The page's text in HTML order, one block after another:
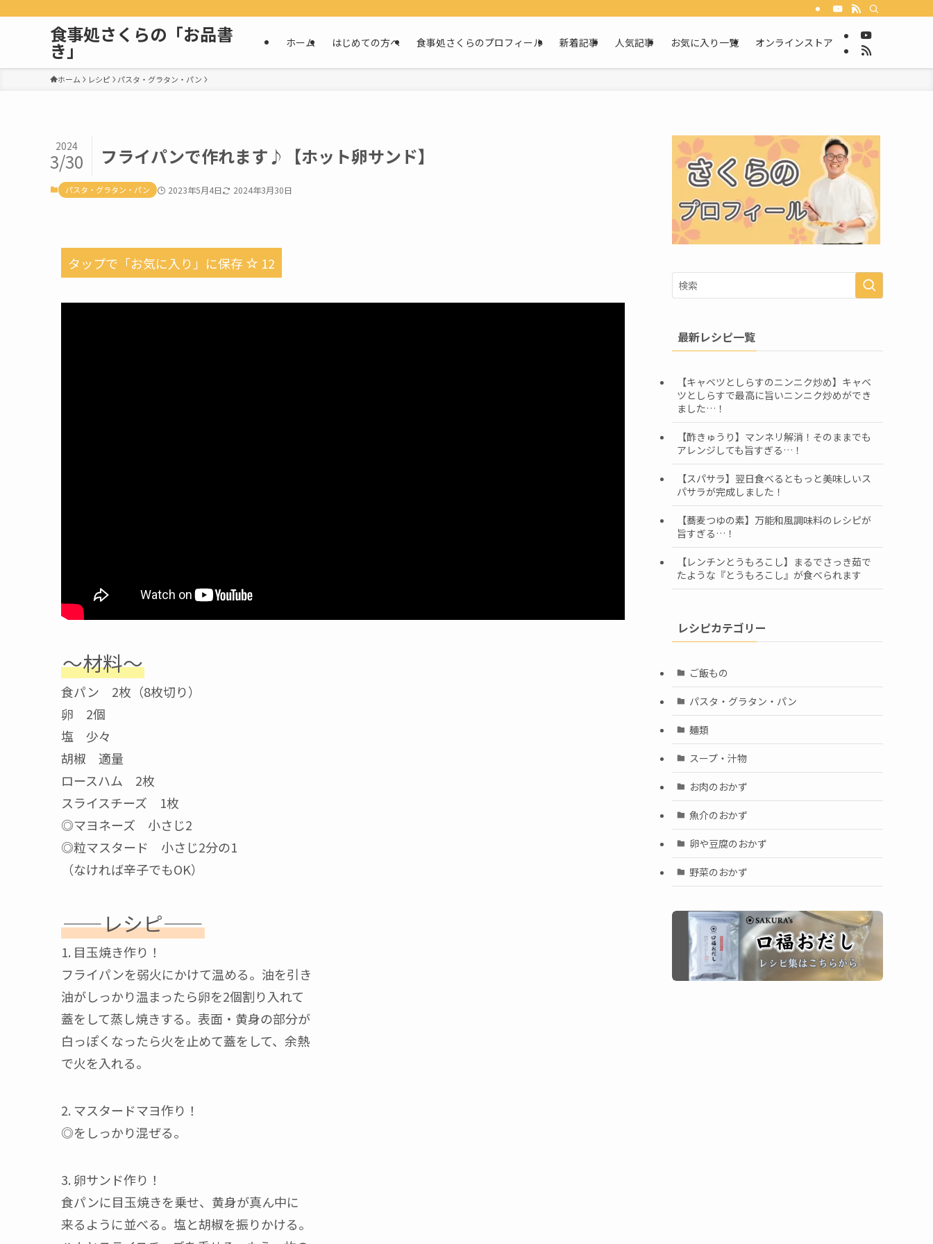
食事処さくらの「お品書
き」 ホーム はじめての方へ 食事処さくらのプロフィール 新着記事 人気記事 お気に入り一覧 オンラインストア
ホーム レシピ パスタ・グラタン・パン
フライパンで作れます♪【ホット卵サンド】
2024
3/30
パスタ・グラタン・パン 2023年5月4日 2024年3月30日
タップで「お気に入り」に保存 12
〜材料〜
食パン 2枚（8枚切り）
卵 2個
塩 少々
胡椒 適量
ロースハム 2枚
スライスチーズ 1枚
◎マヨネーズ 小さじ2
◎粒マスタード 小さじ2分の1
（なければ辛子でもOK）
——レシピ——
1. 目玉焼き作り！
フライパンを弱火にかけて温める。油を引き
油がしっかり温まったら卵を2個割り入れて
蓋をして蒸し焼きする。表面・黄身の部分が
白っぽくなったら火を止めて蓋をして、余熱
で火を入れる。
2. マスタードマヨ作り！
◎をしっかり混ぜる。
3. 卵サンド作り！
食パンに目玉焼きを乗せ、黄身が真ん中に
来るように並べる。塩と胡椒を振りかける。
最新レシピ一覧
【キャベツとしらすのニンニク炒め】キャベ
ツとしらすで最高に旨いニンニク炒めができ
ました…！
【酢きゅうり】マンネリ解消！そのままでも
アレンジしても旨すぎる…！
【スパサラ】翌日食べるともっと美味しいス
パサラが完成しました！
【蕎麦つゆの素】万能和風調味料のレシピが
旨すぎる…！
【レンチンとうもろこし】まるでさっき茹で
たような『とうもろこし』が食べられます
レシピカテゴリー
ご飯もの
パスタ・グラタン・パン
麺類
スープ・汁物
お肉のおかず
魚介のおかず
卵や豆腐のおかず
野菜のおかず